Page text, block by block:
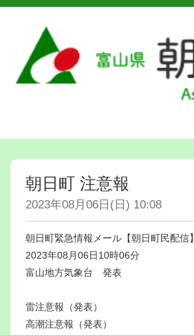
朝日町 注意報
2023年08月06日(日) 10:08
朝日町緊急情報メール【朝日町民配信】
2023年08月06日10時06分
富山地方気象台 発表
雷注意報（発表）
高潮注意報（発表）